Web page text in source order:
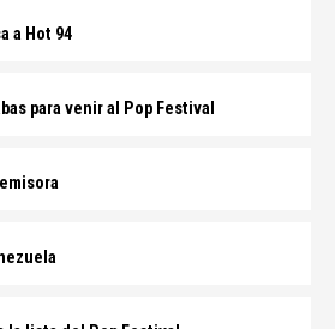
a Hot 94
para venir al Pop Festival